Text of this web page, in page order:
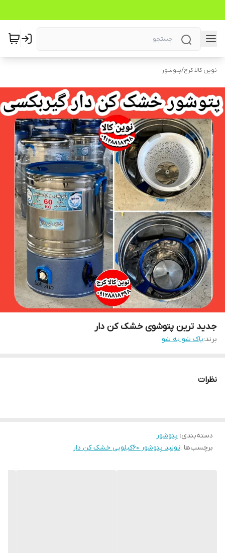
نوین کالا کرج/پتوشور
جدید ترین پتوشوی خشک کن دار
برند:پاک شو به شو
نظرات
دسته‌بندی: پتوشور
برچسب‌ها :تولید پتوشور ۶۰کیلویی خشک کن دار